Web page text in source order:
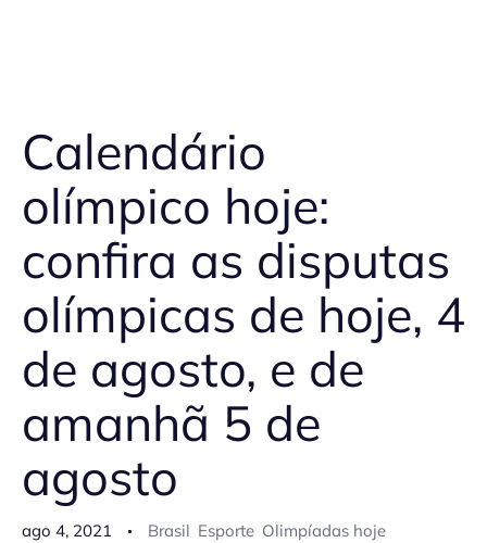
Calendário
olímpico hoje:
confira as disputas
olímpicas de hoje, 4
de agosto, e de
amanhã 5 de
agosto
ago 4, 2021 Brasil Esporte Olimpíadas hoje